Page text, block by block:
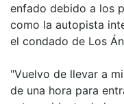
enfado debido a los
como la autopista
el condado de Los
"Vuelvo de llevar a
de una hora para